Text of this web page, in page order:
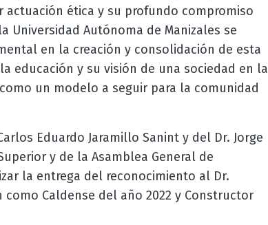
ética y su profundo compromiso
Universidad Autónoma de Manizales se
en la creación y consolidación de esta
educación y su visión de una sociedad en la
un modelo a seguir para la comunidad
Eduardo Jaramillo Sanint y del Dr. Jorge
y de la Asamblea General de
la entrega del reconocimiento al Dr.
Caldense del año 2022 y Constructor